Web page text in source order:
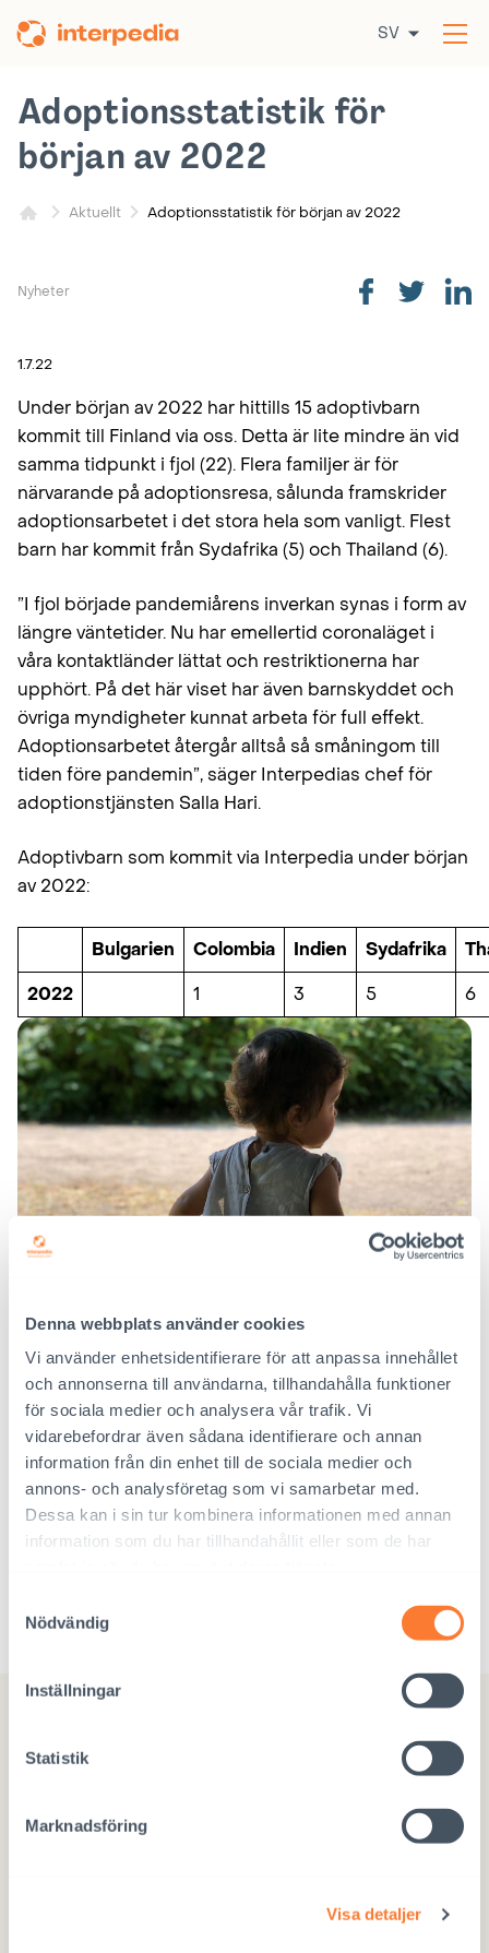
Denna webbplats använder cookies
Vi använder enhetsidentifierare för att anpassa innehållet
och annonserna till användarna, tillhandahålla funktioner
för sociala medier och analysera vår trafik. Vi
vidarebefordrar även sådana identifierare och annan
information från din enhet till de sociala medier och
annons- och analysföretag som vi samarbetar med.
Dessa kan i sin tur kombinera informationen med annan
information som du har tillhandahållit eller som de har
Nödvändig
Inställningar
Statistik
Marknadsföring
Visa detaljer
till
SV
Aktuellt Adoptionsstatistik för början av 2022
Adoptionsstatistik för
början av 2022
Nyheter
1.7.22
Under början av 2022 har hittills 15 adoptivbarn
kommit till Finland via oss. Detta är lite mindre än vid
samma tidpunkt i fjol (22). Flera familjer är för
närvarande på adoptionsresa, sålunda framskrider
adoptionsarbetet i det stora hela som vanligt. Flest
barn har kommit från Sydafrika (5) och Thailand (6).
”I fjol började pandemiårens inverkan synas i form av
längre väntetider. Nu har emellertid coronaläget i
våra kontaktländer lättat och restriktionerna har
upphört. På det här viset har även barnskyddet och
övriga myndigheter kunnat arbeta för full effekt.
Adoptionsarbetet återgår alltså så småningom till
tiden före pandemin”, säger Interpedias chef för
adoptionstjänsten Salla Hari.
Adoptivbarn som kommit via Interpedia under början
av 2022:
Bulgarien Colombia Indien Sydafrika
2022
1 3 5 6
Magistratsporten 4 A